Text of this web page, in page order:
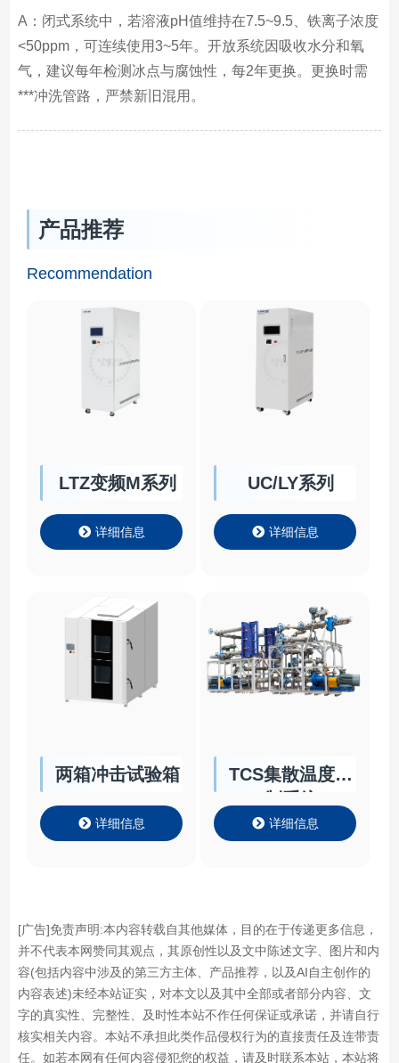
A：闭式系统中，若溶液pH值维持在7.5~9.5、铁离子浓度
<50ppm，可连续使用3~5年。开放系统因吸收水分和氧
气，建议每年检测冰点与腐蚀性，每2年更换。更换时需
***冲洗管路，严禁新旧混用。
产品推荐
Recommendation
LTZ变频M系列
详细信息
UC/LY系列
详细信息
两箱冲击试验箱
详细信息
TCS集散温度控
详细信息
[广告]免责声明:本内容转载自其他媒体，目的在于传递更多信息，
并不代表本网赞同其观点，其原创性以及文中陈述文字、图片和内
容(包括内容中涉及的第三方主体、产品推荐，以及AI自主创作的
内容表述)未经本站证实，对本文以及其中全部或者部分内容、文
字的真实性、完整性、及时性本站不作任何保证或承诺，并请自行
核实相关内容。本站不承担此类作品侵权行为的直接责任及连带责
任。如若本网有任何内容侵犯您的权益，请及时联系本站，本站将